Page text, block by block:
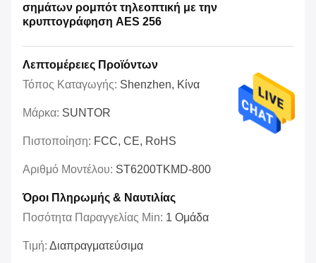
σημάτων ρομπότ τηλεοπτική με την
κρυπτογράφηση AES 256
Λεπτομέρειες Προϊόντων
Τόπος Καταγωγής: Shenzhen, Κίνα
Μάρκα: SUNTOR
Πιστοποίηση: FCC, CE, RoHS
Αριθμό Μοντέλου: ST6200TKMD-800
Όροι Πληρωμής & Ναυτιλίας
Ποσότητα Παραγγελίας Min: 1 Ομάδα
Τιμή: Διαπραγματεύσιμα